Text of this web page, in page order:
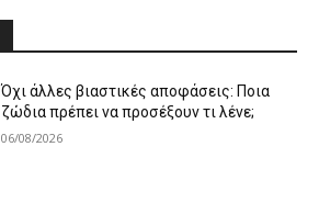
Όχι άλλες βιαστικές αποφάσεις: Ποια
ζώδια πρέπει να προσέξουν τι λένε;
06/08/2026